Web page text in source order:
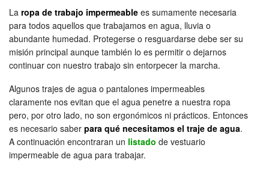
La ropa de trabajo impermeable es sumamente necesaria
para todos aquellos que trabajamos en agua, lluvia o
abundante humedad. Protegerse o resguardarse debe ser su
misión principal aunque también lo es permitir o dejarnos
continuar con nuestro trabajo sin entorpecer la marcha.
Algunos trajes de agua o pantalones impermeables
claramente nos evitan que el agua penetre a nuestra ropa
pero, por otro lado, no son ergonómicos ni prácticos. Entonces
es necesario saber para qué necesitamos el traje de agua.
A continuación encontraran un listado de vestuario
impermeable de agua para trabajar.